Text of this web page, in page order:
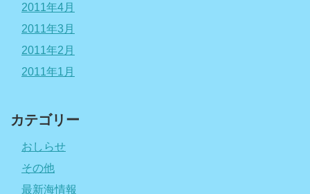
2011年4月
2011年3月
2011年2月
2011年1月
カテゴリー
おしらせ
その他
最新海情報